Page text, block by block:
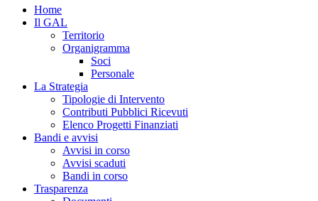
Home
Il GAL
Territorio
Organigramma
Soci
Personale
La Strategia
Tipologie di Intervento
Contributi Pubblici Ricevuti
Elenco Progetti Finanziati
Bandi e avvisi
Avvisi in corso
Avvisi scaduti
Bandi in corso
Trasparenza